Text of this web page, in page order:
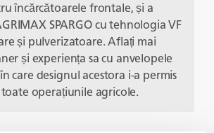
încărcătoarele frontale, și a
SPARGO cu tehnologia VF
și pulverizatoare. Aflați mai
și experiența sa cu anvelopele
care designul acestora i-a permis
toate operațiunile agricole.